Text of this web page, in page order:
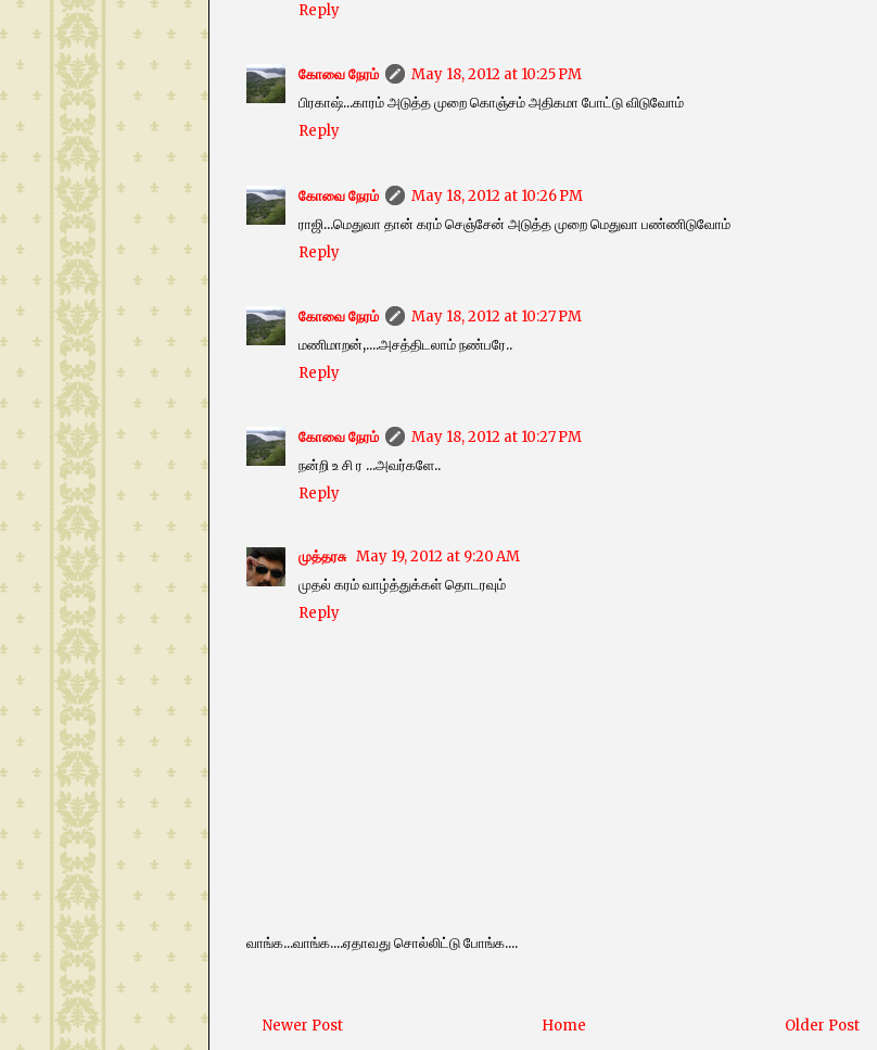
Reply
கோவை நேரம்
May 18, 2012 at 10:25 PM
பிரகாஷ்...காரம் அடுத்த முறை கொஞ்சம் அதிகமா போட்டு விடுவோம்
Reply
கோவை நேரம்
May 18, 2012 at 10:26 PM
ராஜி...மெதுவா தான் கரம் செஞ்சேன் அடுத்த முறை மெதுவா பண்ணிடுவோம்
Reply
கோவை நேரம்
May 18, 2012 at 10:27 PM
மணிமாறன்,....அசத்திடலாம் நண்பரே..
Reply
கோவை நேரம்
May 18, 2012 at 10:27 PM
நன்றி உ சி ர ...அவர்களே..
Reply
முத்தரசு May 19, 2012 at 9:20 AM
முதல் கரம் வாழ்த்துக்கள் தொடரவும்
Reply
வாங்க...வாங்க....ஏதாவது சொல்லிட்டு போங்க....
Newer Post Older Post
Home